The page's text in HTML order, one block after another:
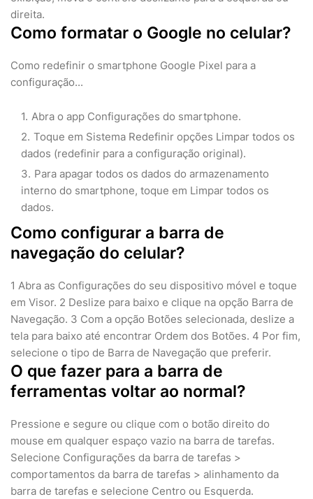
direita.
Como formatar o Google no celular?
Como redefinir o smartphone Google Pixel para a
configuração...
Abra o app Configurações do smartphone.
Toque em Sistema Redefinir opções Limpar todos os
dados (redefinir para a configuração original).
Para apagar todos os dados do armazenamento
interno do smartphone, toque em Limpar todos os
dados.
Como configurar a barra de
navegação do celular?
1 Abra as Configurações do seu dispositivo móvel e toque
em Visor. 2 Deslize para baixo e clique na opção Barra de
Navegação. 3 Com a opção Botões selecionada, deslize a
tela para baixo até encontrar Ordem dos Botões. 4 Por fim,
selecione o tipo de Barra de Navegação que preferir.
O que fazer para a barra de
ferramentas voltar ao normal?
Pressione e segure ou clique com o botão direito do
mouse em qualquer espaço vazio na barra de tarefas.
Selecione Configurações da barra de tarefas >
comportamentos da barra de tarefas > alinhamento da
barra de tarefas e selecione Centro ou Esquerda.